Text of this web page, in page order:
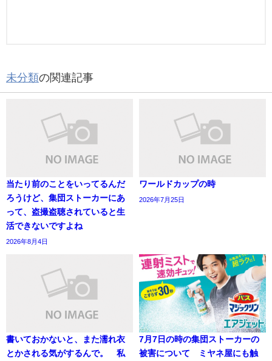
未分類の関連記事
当たり前のことをいってるんだ
ろうけど、集団ストーカーにあ
って、盗撮盗聴されていると生
活できないですよね
2026年8月4日
ワールドカップの時
2026年7月25日
書いておかないと、また濡れ衣
とかされる気がするんで。 私
7月7日の時の集団ストーカーの
被害について ミヤネ屋にも触